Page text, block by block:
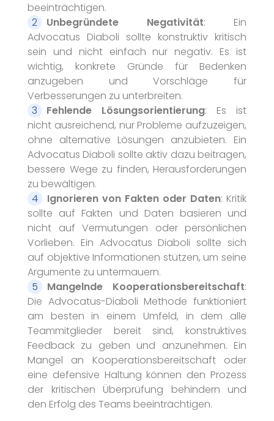
beeinträchtigen.
Unbegründete Negativität: Ein
Advocatus Diaboli sollte konstruktiv kritisch
sein und nicht einfach nur negativ. Es ist
wichtig, konkrete Gründe für Bedenken
anzugeben und Vorschläge für
Verbesserungen zu unterbreiten.
Fehlende Lösungsorientierung: Es ist
nicht ausreichend, nur Probleme aufzuzeigen,
ohne alternative Lösungen anzubieten. Ein
Advocatus Diaboli sollte aktiv dazu beitragen,
bessere Wege zu finden, Herausforderungen
zu bewältigen.
Ignorieren von Fakten oder Daten: Kritik
sollte auf Fakten und Daten basieren und
nicht auf Vermutungen oder persönlichen
Vorlieben. Ein Advocatus Diaboli sollte sich
auf objektive Informationen stützen, um seine
Argumente zu untermauern.
Mangelnde Kooperationsbereitschaft:
Die Advocatus-Diaboli Methode funktioniert
am besten in einem Umfeld, in dem alle
Teammitglieder bereit sind, konstruktives
Feedback zu geben und anzunehmen. Ein
Mangel an Kooperationsbereitschaft oder
eine defensive Haltung können den Prozess
der kritischen Überprüfung behindern und
den Erfolg des Teams beeinträchtigen.